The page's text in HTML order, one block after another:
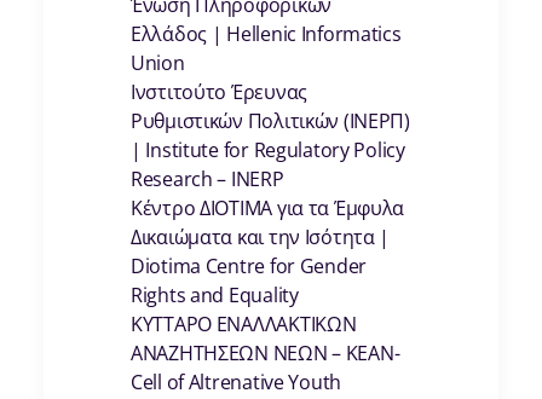
Ελλάδος | Hellenic Informatics
Union
Ινστιτούτο Έρευνας
Ρυθμιστικών Πολιτικών (ΙΝΕΡΠ)
| Institute for Regulatory Policy
Research – INERP
Κέντρο ΔΙΟΤΙΜΑ για τα Έμφυλα
Δικαιώματα και την Ισότητα |
Diotima Centre for Gender
Rights and Equality
ΚΥΤΤΑΡΟ ΕΝΑΛΛΑΚΤΙΚΩΝ
ΑΝΑΖΗΤΗΣΕΩΝ ΝΕΩΝ – KEAN-
Cell of Altrenative Youth